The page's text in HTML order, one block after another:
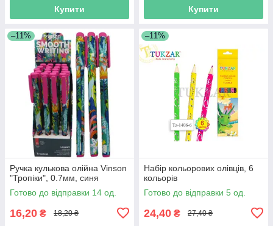
Купити Купити
–11%
Ручка кулькова олійна Vinson
"Тропіки", 0.7мм, синя
Готово до відправки 14 од.
16,20 ₴ 18,20 ₴
–11%
Набір кольорових олівців, 6
кольорів
Готово до відправки 5 од.
24,40 ₴ 27,40 ₴